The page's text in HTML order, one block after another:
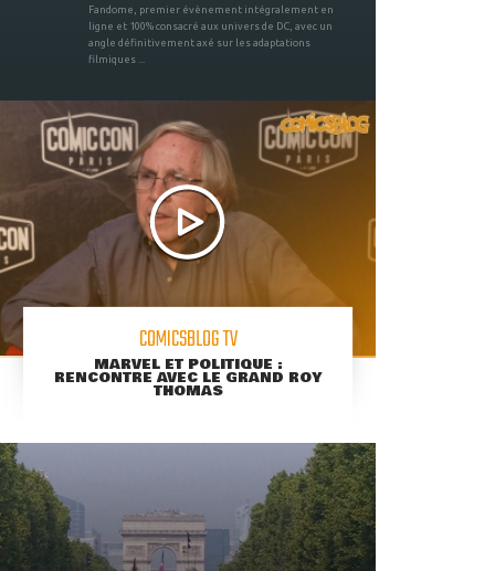
Fandome, premier évènement intégralement en
ligne et 100% consacré aux univers de DC, avec un
angle définitivement axé sur les adaptations
filmiques ...
COMICSBLOG TV
MARVEL ET POLITIQUE :
RENCONTRE AVEC LE GRAND ROY
THOMAS